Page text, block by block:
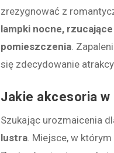
zrezygnować z
lampki nocne,
pomieszczenia .
się zdecydowanie
Jakie akcesoria w
Szukając urozmaicenia
lustra. Miejsce, w